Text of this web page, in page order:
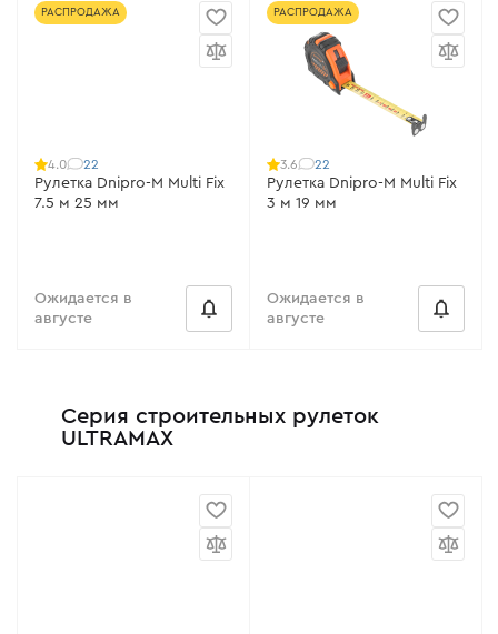
РАСПРОДАЖА
4.0 22
Рулетка Dnipro-M Multi Fix
7.5 м 25 мм
Ожидается в
августе
РАСПРОДАЖА
3.6 22
Рулетка Dnipro-M Multi Fix
3 м 19 мм
Ожидается в
августе
Серия строительных рулеток
ULTRAMAX